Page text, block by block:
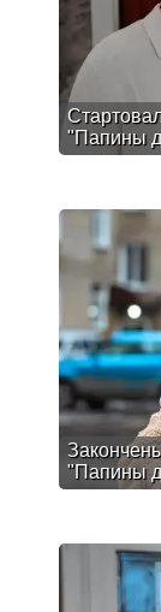
"Папины
"Папины